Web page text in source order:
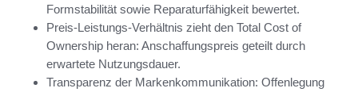
Formstabilität sowie Reparaturfähigkeit bewertet.
Preis-Leistungs-Verhältnis zieht den Total Cost of
Ownership heran: Anschaffungspreis geteilt durch
erwartete Nutzungsdauer.
Transparenz der Markenkommunikation: Offenlegung